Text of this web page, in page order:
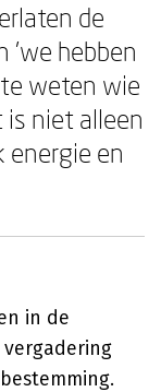
de
'we hebben
weten wie
niet alleen
en
in de